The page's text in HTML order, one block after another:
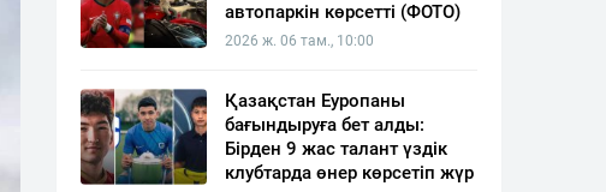
автопаркін көрсетті (ФОТО)
2026 ж. 06 там., 10:00
Қазақстан Еуропаны
бағындыруға бет алды:
Бірден 9 жас талант үздік
клубтарда өнер көрсетіп жүр